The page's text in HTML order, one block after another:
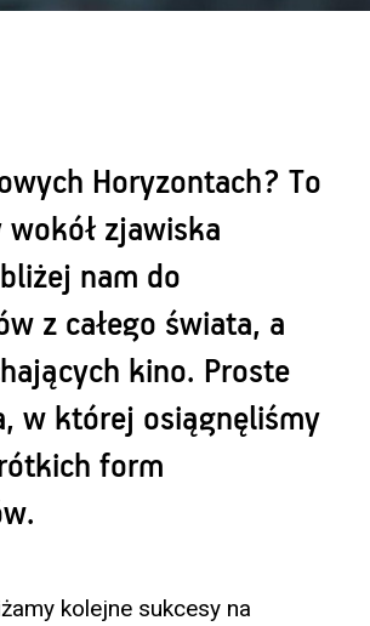
Horyzontach? To
zjawiska
nam do
z całego świata, a
kino. Proste
w której osiągnęliśmy
form
kolejne sukcesy na